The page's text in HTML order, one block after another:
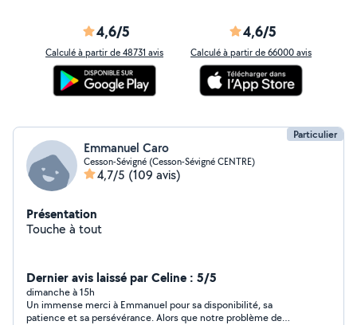
4,6/5
Calculé à partir de 48731 avis
4,6/5
Calculé à partir de 66000 avis
Particulier
Emmanuel Caro
Cesson-Sévigné (Cesson-Sévigné CENTRE)
4,7/5 (109 avis)
Présentation
Touche à tout
Dernier avis laissé par Celine : 5/5
dimanche à 15h
Un immense merci à Emmanuel pour sa disponibilité, sa
patience et sa persévérance. Alors que notre problème de